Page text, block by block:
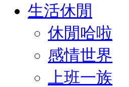
生活休閒
休閒哈啦
感情世界
上班一族